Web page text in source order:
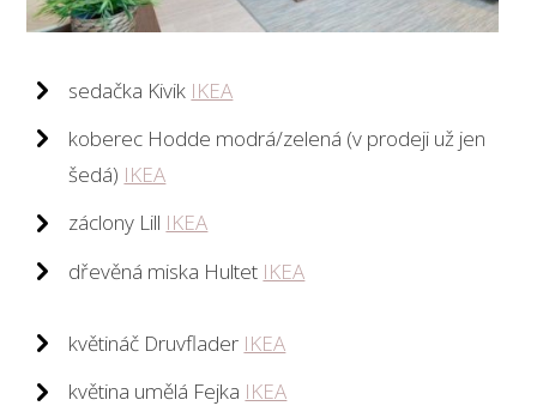
sedačka Kivik IKEA
koberec Hodde modrá/zelená (v prodeji už jen
šedá) IKEA
záclony Lill IKEA
dřevěná miska Hultet IKEA
květináč Druvflader IKEA
květina umělá Fejka IKEA